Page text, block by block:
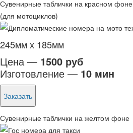
Сувенирные таблички на красном фоне
(для мотоциклов)
245мм х 185мм
Цена — 1500 руб
Изготовление — 10 мин
Заказать
Сувенирные таблички на желтом фоне